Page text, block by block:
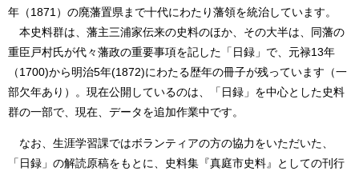
年（1871）の廃藩置県まで十代にわたり藩領を統治しています。
本史料群は、藩主三浦家伝来の史料のほか、その大半は、同藩の
重臣戸村氏が代々藩政の重要事項を記した「日録」で、元禄13年
（1700)から明治5年(1872)にわたる歴年の冊子が残っています（一
部欠年あり）。現在公開しているのは、「日録」を中心とした史料
群の一部で、現在、データを追加作業中です。
なお、生涯学習課ではボランティアの方の協力をいただいた、
「日録」の解読原稿をもとに、史料集『真庭市史料』としての刊行